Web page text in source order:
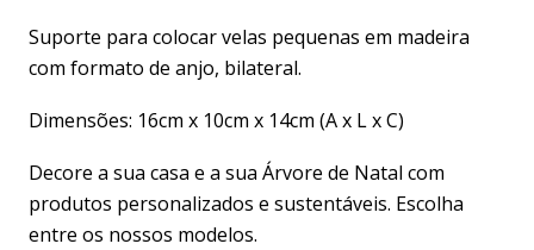
Suporte para colocar velas pequenas em madeira
com formato de anjo, bilateral.
Dimensões: 16cm x 10cm x 14cm (A x L x C)
Decore a sua casa e a sua Árvore de Natal com
produtos personalizados e sustentáveis. Escolha
entre os nossos modelos.